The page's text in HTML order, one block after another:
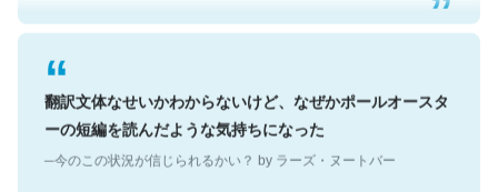
翻訳文体なせいかわからないけど、なぜかポールオースタ
ーの短編を読んだような気持ちになった
─今のこの状況が信じられるかい？ by ラーズ・ヌートバー